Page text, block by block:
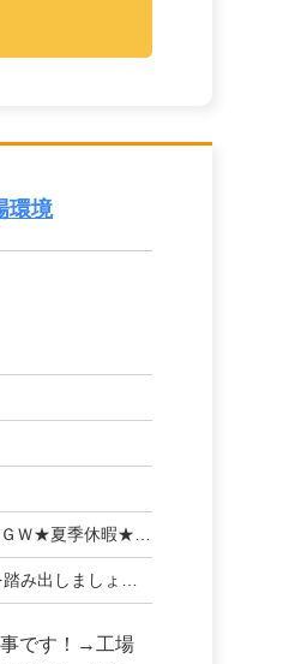
環境
★冬季休暇★年末年始
スキルは一切問いません。未経...
事です！→工場